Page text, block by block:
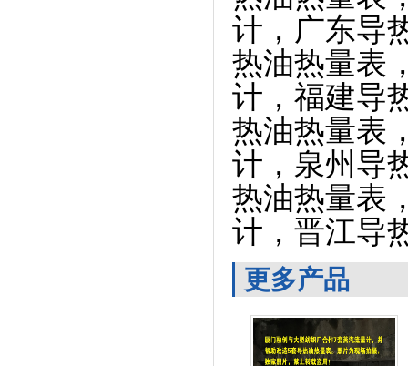
计， 广东导
热油热量表
计，福建导
热油热量表
计，泉州导
热油热量表
计， 晋江导
更多产品